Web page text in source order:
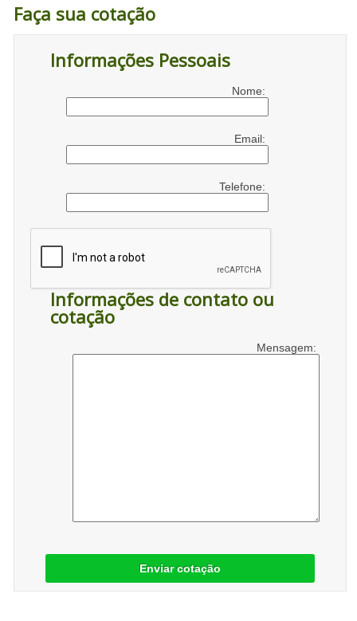
Faça sua cotação
Informações Pessoais
Nome:
Email:
Telefone:
Informações de contato ou
cotação
Mensagem:
Enviar cotação